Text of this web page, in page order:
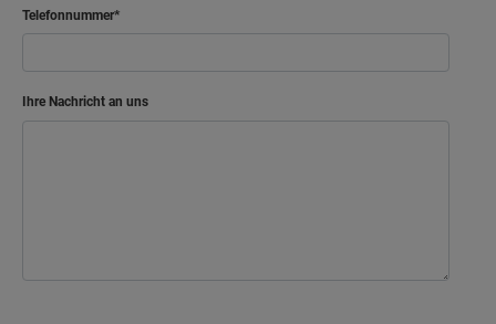
Telefonnummer
Ihre Nachricht an uns